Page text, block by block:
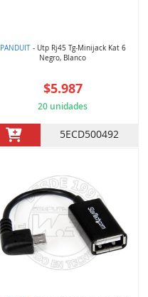
PANDUIT- Utp Rj45 Tg-Minijack Kat 6
Negro, Blanco
$5.987
20 unidades
5ECD500492